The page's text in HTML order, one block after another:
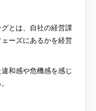
とは、自社の経営課
ーズにあるかを経営
和感や危機感を感じ